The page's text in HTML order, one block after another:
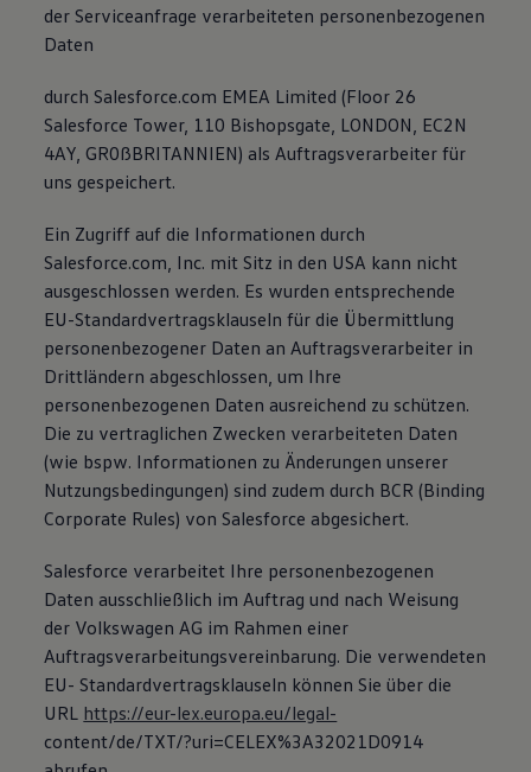
der Serviceanfrage verarbeiteten personenbezogenen
Daten
durch Salesforce.com EMEA Limited (Floor 26
Salesforce Tower, 110 Bishopsgate, LONDON, EC2N
4AY, GR0ßBRITANNIEN) als Auftragsverarbeiter für
uns gespeichert.
Ein Zugriff auf die Informationen durch
Salesforce.com, Inc. mit Sitz in den USA kann nicht
ausgeschlossen werden. Es wurden entsprechende
EU-Standardvertragsklauseln für die Übermittlung
personenbezogener Daten an Auftragsverarbeiter in
Drittländern abgeschlossen, um Ihre
personenbezogenen Daten ausreichend zu schützen.
Die zu vertraglichen Zwecken verarbeiteten Daten
(wie bspw. Informationen zu Änderungen unserer
Nutzungsbedingungen) sind zudem durch BCR (Binding
Corporate Rules) von Salesforce abgesichert.
Salesforce verarbeitet Ihre personenbezogenen
Daten ausschließlich im Auftrag und nach Weisung
der Volkswagen AG im Rahmen einer
Auftragsverarbeitungsvereinbarung. Die verwendeten
EU- Standardvertragsklauseln können Sie über die
URL https://eur-lex.europa.eu/legal-
content/de/TXT/?uri=CELEX%3A32021D0914